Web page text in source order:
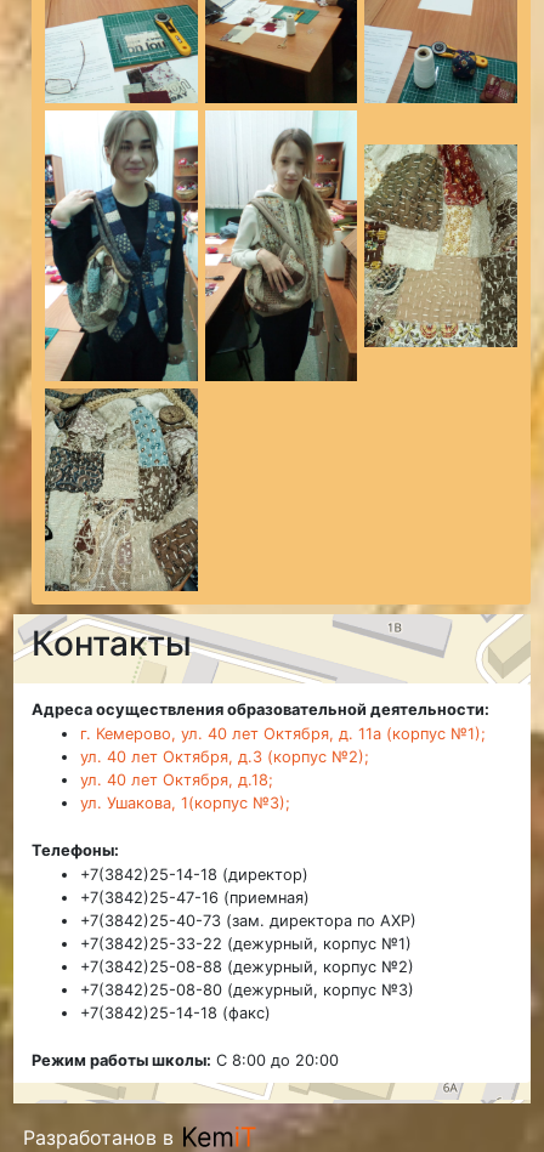
Контакты
Адреса осуществления образовательной деятельности:
г. Кемерово, ул. 40 лет Октября, д. 11а (корпус №1);
ул. 40 лет Октября, д.3 (корпус №2);
ул. 40 лет Октября, д.18;
ул. Ушакова, 1(корпус №3);
Телефоны:
+7(3842)25-14-18 (директор)
+7(3842)25-47-16 (приемная)
+7(3842)25-40-73 (зам. директора по АХР)
+7(3842)25-33-22 (дежурный, корпус №1)
+7(3842)25-08-88 (дежурный, корпус №2)
+7(3842)25-08-80 (дежурный, корпус №3)
+7(3842)25-14-18 (факс)
Режим работы школы: С 8:00 до 20:00
Разработанов в